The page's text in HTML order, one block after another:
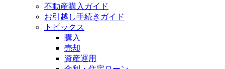
不動産購入ガイド
お引越し手続きガイド
トピックス
購入
売却
資産運用